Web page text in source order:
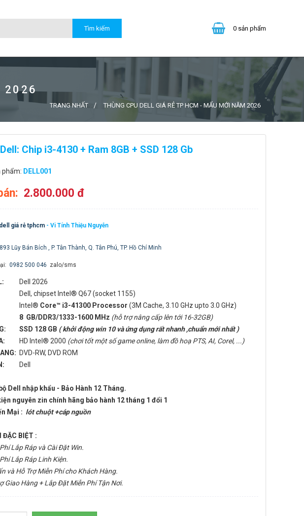
0 sản phẩm
2026
TRANG NHẤT THÙNG CPU DELL GIÁ RẺ TP HCM - MẨU MỚI NĂM 2026
Chip i3-4130 + Ram 8GB + SSD 128 Gb
phẩm: DELL001
2.800.000 đ
giá rẻ tphcm - Vi Tính Thiệu Nguyễn
Lũy Bán Bích , P. Tân Thành, Q. Tân Phú, TP. Hồ Chí Minh
0982 500 046 zalo/sms
Dell 2026
Dell, chipset Intel® Q67 (socket 1155)
Intel® Core™ i3-41300 Processor (3M Cache, 3.10 GHz upto 3.0 GHz)
8 GB/DDR3/1333-1600 MHz (hỗ trợ nâng cấp lên tới 16-32GB)
SSD 128 GB ( khởi động win 10 và ứng dụng rất nhanh ,chuẩn mới nhất)
HD Intel® 2000 (chơi tốt một số game online, làm đồ hoạ PTS, AI, Corel, ...)
DVD-RW, DVD ROM
Dell
Dell nhập khẩu - Bảo Hành 12 Tháng.
nguyên zin chính hãng bảo hành 12 tháng 1 đổi 1
Mại : lót chuột +cáp nguồn
ĐẶC BIỆT :
Lắp Ráp và Cài Đặt Win.
Lắp Ráp Linh Kiện.
và Hỗ Trợ Miễn Phí cho Khách Hàng.
Giao Hàng + Lắp Đặt Miễn Phí Tận Nơi.